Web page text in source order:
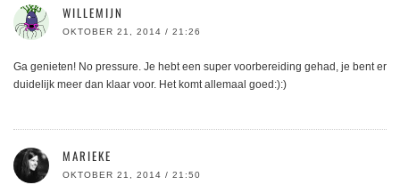
WILLEMIJN
OKTOBER 21, 2014 / 21:26
Ga genieten! No pressure. Je hebt een super voorbereiding gehad, je bent er
duidelijk meer dan klaar voor. Het komt allemaal goed:):)
MARIEKE
OKTOBER 21, 2014 / 21:50